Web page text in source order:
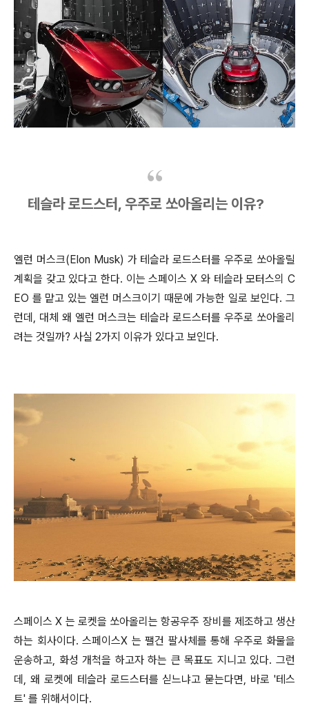
테슬라 로드스터, 우주로 쏘아올리는 이유?
엘런 머스크(Elon Musk) 가 테슬라 로드스터를 우주로 쏘아올릴
계획을 갖고 있다고 한다. 이는 스페이스 X 와 테슬라 모터스의 C
EO 를 맡고 있는 엘런 머스크이기 때문에 가능한 일로 보인다. 그
런데, 대체 왜 엘런 머스크는 테슬라 로드스터를 우주로 쏘아올리
려는 것일까? 사실 2가지 이유가 있다고 보인다.
스페이스 X 는 로켓을 쏘아올리는 항공우주 장비를 제조하고 생산
하는 회사이다. 스페이스X 는 팰건 팔사체를 통해 우주로 화물을
운송하고, 화성 개척을 하고자 하는 큰 목표도 지니고 있다. 그런
데, 왜 로켓에 테슬라 로드스터를 싣느냐고 묻는다면, 바로 '테스
트' 를 위해서이다.